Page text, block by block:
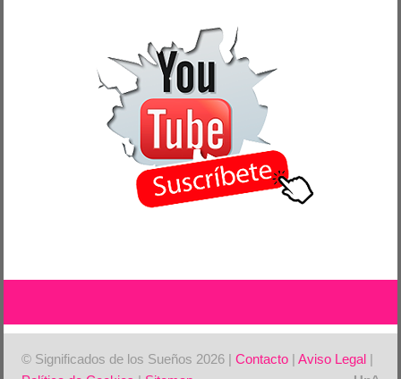
© Significados de los Sueños 2026 |Contacto |Aviso Legal |